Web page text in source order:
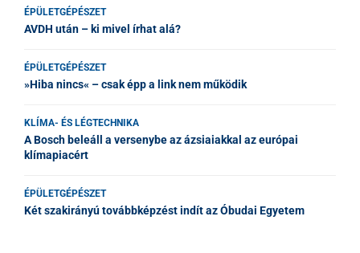
ÉPÜLETGÉPÉSZET
AVDH után – ki mivel írhat alá?
ÉPÜLETGÉPÉSZET
»Hiba nincs« – csak épp a link nem működik
KLÍMA- ÉS LÉGTECHNIKA
A Bosch beleáll a versenybe az ázsiaiakkal az európai
klímapiacért
ÉPÜLETGÉPÉSZET
Két szakirányú továbbképzést indít az Óbudai Egyetem